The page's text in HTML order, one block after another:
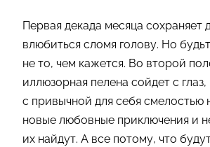
Первая декада месяца сохраняет
влюбиться сломя голову. Но
не то, чем кажется. Во второй
иллюзорная пелена сойдет с
с привычной для себя смелостью
новые любовные приключения и
их найдут. А все потому, что